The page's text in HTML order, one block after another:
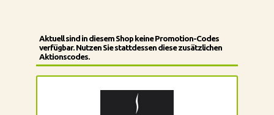
Aktuell sind in diesem Shop keine Promotion-Codes
verfügbar. Nutzen Sie stattdessen diese zusätzlichen
Aktionscodes.